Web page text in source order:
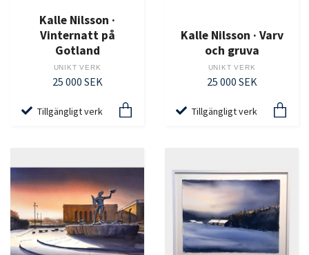
Kalle Nilsson ·
Vinternatt på
Gotland
UNIKT VERK
25 000 SEK
Tillgängligt verk
Kalle Nilsson · Varv
och gruva
UNIKT VERK
25 000 SEK
Tillgängligt verk